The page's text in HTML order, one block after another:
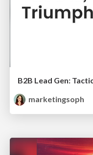
B2B Lead Gen:
marketingsoph